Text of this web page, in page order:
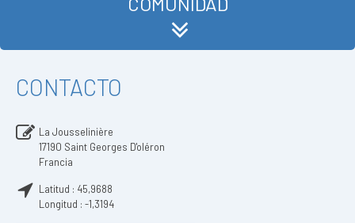
CONTACTO
La Jousselinière
17190 Saint Georges D'oléron
Francia
Latitud : 45,9688
Longitud : -1,3194